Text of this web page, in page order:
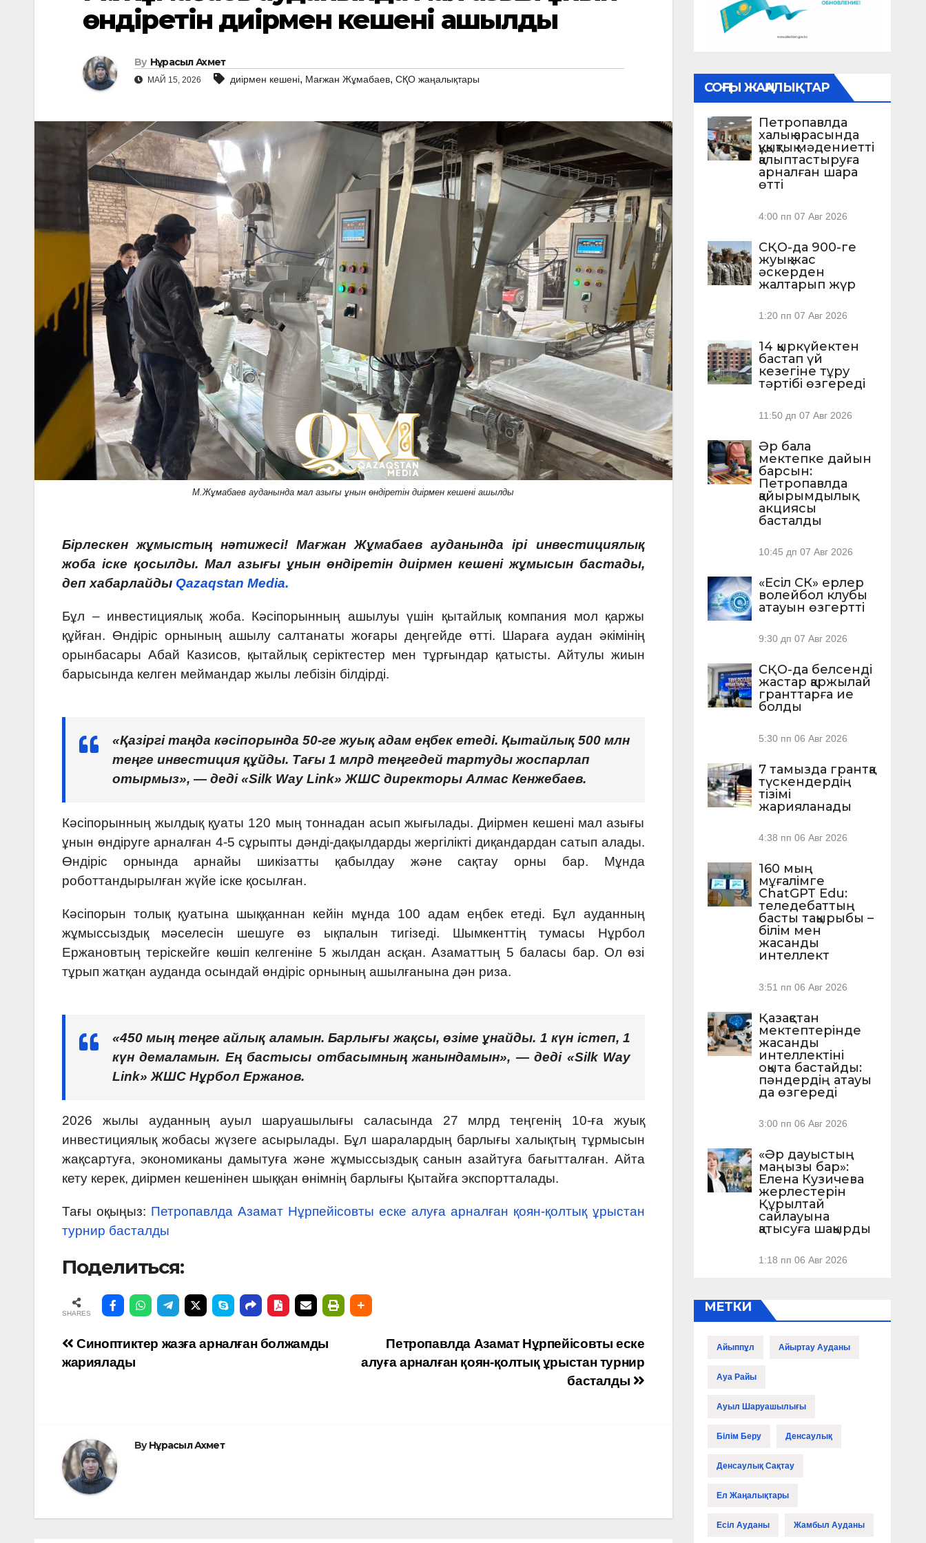
өндіретін диірмен кешені ашылды
By Нұрасыл Ахмет
МАЙ 15, 2026 диірмен кешені, Мағжан Жұмабаев, СҚО жаңалықтары
М.Жұмабаев ауданында мал азығы ұнын өндіретін диірмен кешені ашылды
Бірлескен жұмыстың нәтижесі! Мағжан Жұмабаев ауданында ірі инвестициялық
жоба іске қосылды. Мал азығы ұнын өндіретін диірмен кешені жұмысын бастады,
деп хабарлайды Qazaqstan Media.
Бұл – инвестициялық жоба. Кәсіпорынның ашылуы үшін қытайлық компания мол қаржы
құйған. Өндіріс орнының ашылу салтанаты жоғары деңгейде өтті. Шараға аудан әкімінің
орынбасары Абай Казисов, қытайлық серіктестер мен тұрғындар қатысты. Айтулы жиын
барысында келген меймандар жылы лебізін білдірді.
«Қазіргі таңда кәсіпорында 50-ге жуық адам еңбек етеді. Қытайлық 500 млн
теңге инвестиция құйды. Тағы 1 млрд теңгедей тартуды жоспарлап
отырмыз», — деді «Silk Way Link» ЖШС директоры Алмас Кенжебаев.
Кәсіпорынның жылдық қуаты 120 мың тоннадан асып жығылады. Диірмен кешені мал азығы
ұнын өндіруге арналған 4-5 сұрыпты дәнді-дақылдарды жергілікті диқандардан сатып алады.
Өндіріс орнында арнайы шикізатты қабылдау және сақтау орны бар. Мұнда
роботтандырылған жүйе іске қосылған.
Кәсіпорын толық қуатына шыққаннан кейін мұнда 100 адам еңбек етеді. Бұл ауданның
жұмыссыздық мәселесін шешуге өз ықпалын тигізеді. Шымкенттің тумасы Нұрбол
Ержановтың теріскейге көшіп келгеніне 5 жылдан асқан. Азаматтың 5 баласы бар. Ол өзі
тұрып жатқан ауданда осындай өндіріс орнының ашылғанына дән риза.
«450 мың теңге айлық аламын. Барлығы жақсы, өзіме ұнайды. 1 күн істеп, 1
күн демаламын. Ең бастысы отбасымның жанындамын», — деді «Silk Way
Link» ЖШС Нұрбол Ержанов.
2026 жылы ауданның ауыл шаруашылығы саласында 27 млрд теңгенің 10-ға жуық
инвестициялық жобасы жүзеге асырылады. Бұл шаралардың барлығы халықтың тұрмысын
жақсартуға, экономиканы дамытуға және жұмыссыздық санын азайтуға бағытталған. Айта
кету керек, диірмен кешенінен шыққан өнімнің барлығы Қытайға экспортталады.
Тағы оқыңыз: Петропавлда Азамат Нұрпейісовты еске алуға арналған қоян-қолтық ұрыстан
турнир басталды
Поделиться:
SHARES
Навигация
по
Петропавлда Азамат Нұрпейісовты еске
алуға арналған қоян-қолтық ұрыстан турнир
басталды
Синоптиктер жазға арналған болжамды
жариялады
ByНұрасыл Ахмет
СОҢҒЫ ЖАҢАЛЫҚТАР
Петропавлда
халық арасында
құқықтық мәдениетті
қалыптастыруға
арналған шара
өтті
4:00 пп 07 Авг 2026
СҚО-да 900-ге
жуық жас
әскерден
жалтарып жүр
1:20 пп 07 Авг 2026
14 қыркүйектен
бастап үй
кезегіне тұру
тәртібі өзгереді
11:50 дп 07 Авг 2026
Әр бала
мектепке дайын
барсын:
Петропавлда
қайырымдылық
акциясы
басталды
10:45 дп 07 Авг 2026
«Есіл СК» ерлер
волейбол клубы
атауын өзгертті
9:30 дп 07 Авг 2026
СҚО-да белсенді
жастар қаржылай
гранттарға ие
болды
5:30 пп 06 Авг 2026
7 тамызда грантқа
түскендердің
тізімі
жарияланады
4:38 пп 06 Авг 2026
160 мың
мұғалімге
ChatGPT Edu:
теледебаттың
басты тақырыбы –
білім мен
жасанды
интеллект
3:51 пп 06 Авг 2026
Қазақстан
мектептерінде
жасанды
интеллектіні
оқыта бастайды:
пәндердің атауы
да өзгереді
3:00 пп 06 Авг 2026
«Әр дауыстың
маңызы бар»:
Елена Кузичева
жерлестерін
Құрылтай
сайлауына
қатысуға шақырды
1:18 пп 06 Авг 2026
МЕТКИ
Айыппұл Айыртау Ауданы
Ауа Райы
Ауыл Шаруашылығы
Білім Беру Денсаулық
Денсаулық Сақтау
Ел Жаңалықтары
Есіл Ауданы Жамбыл Ауданы